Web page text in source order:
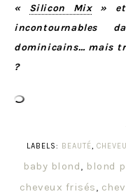
« Silicon Mix» et
incontournables
dominicains… mais
?
LABELS: BEAUTÉ,
baby blond, blond
cheveux frisés,